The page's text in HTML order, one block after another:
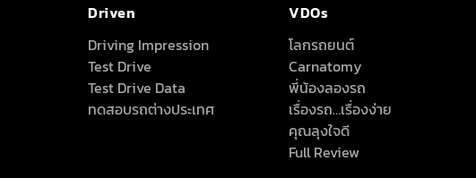
Driven
Driving Impression
Test Drive
Test Drive Data
ทดสอบรถต่างประเทศ
VDOs
โลกรถยนต์
Carnatomy
พี่น้องลองรถ
เรื่องรถ…เรื่องง่าย
คุณลุงใจดี
Full Review